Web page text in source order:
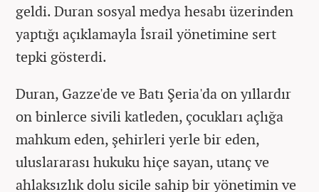
geldi. Duran sosyal medya hesabı üzerinden
yaptığı açıklamayla İsrail yönetimine sert
tepki gösterdi.
Duran, Gazze'de ve Batı Şeria'da on yıllardır
on binlerce sivili katleden, çocukları açlığa
mahkum eden, şehirleri yerle bir eden,
uluslararası hukuku hiçe sayan, utanç ve
ahlaksızlık dolu sicile sahip bir yönetimin ve